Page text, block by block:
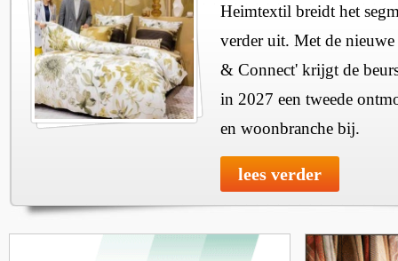
Heimtextil breidt het
verder uit. Met de
& Connect' krijgt de
in 2027 een tweede
en woonbranche bij.
lees verder